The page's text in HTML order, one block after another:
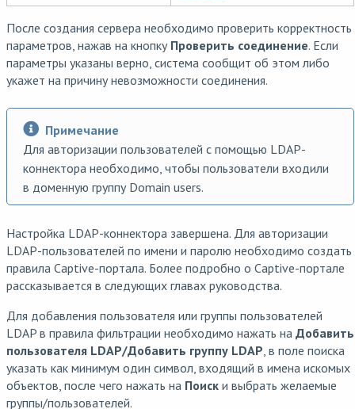
После создания сервера необходимо проверить корректность
параметров, нажав на кнопку Проверить соединение. Если
параметры указаны верно, система сообщит об этом либо
укажет на причину невозможности соединения.
Примечание
Для авторизации пользователей с помощью LDAP-
коннектора необходимо, чтобы пользователи входили
в доменную группу Domain users.
Настройка LDAP-коннектора завершена. Для авторизации
LDAP-пользователей по имени и паролю необходимо создать
правила Captive-портала. Более подробно о Captive-портале
рассказывается в следующих главах руководства.
Для добавления пользователя или группы пользователей
LDAP в правила фильтрации необходимо нажать на Добавить
пользователя LDAP/Добавить группу LDAP, в поле поиска
указать как минимум один символ, входящий в имена искомых
объектов, после чего нажать на Поиск и выбрать желаемые
группы/пользователей.